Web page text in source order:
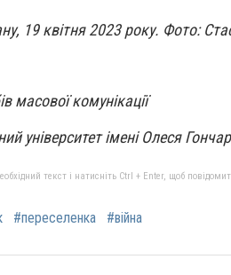
19 квітня 2023 року. Фото:
масової комунікації
університет імені Олеся
текст і натисніть Ctrl + Enter, щоб
#переселенка #війна